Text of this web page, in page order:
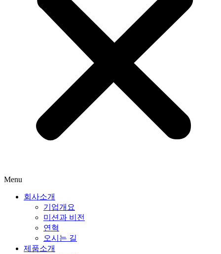
Menu
회사소개
기업개요
미션과 비전
연혁
오시는 길
제품소개